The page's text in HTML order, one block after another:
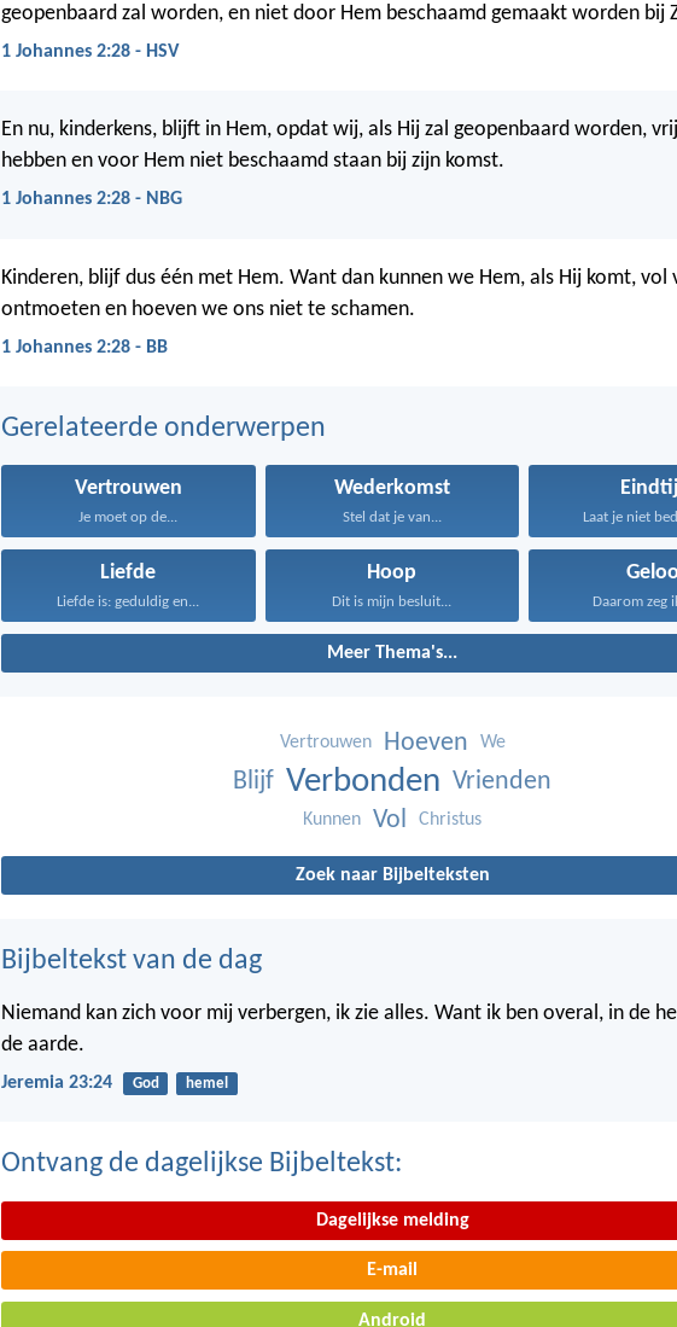
geopenbaard zal worden, en niet door Hem beschaamd gemaakt worden bij
1 Johannes 2:28 - HSV
En nu, kinderkens, blijft in Hem, opdat wij, als Hij zal geopenbaard worden,
hebben en voor Hem niet beschaamd staan bij zijn komst.
1 Johannes 2:28 - NBG
Kinderen, blijf dus één met Hem. Want dan kunnen we Hem, als Hij komt,
ontmoeten en hoeven we ons niet te schamen.
1 Johannes 2:28 - BB
Gerelateerde onderwerpen
Vertrouwen
Je moet op de...
Wederkomst
Stel dat je van... Laat je niet
Liefde
Liefde is: geduldig en...
Hoop
Dit is mijn besluit... Daarom zeg
Meer Thema's...
Vertrouwen Hoeven We
Blijf Verbonden Vrienden
Kunnen Vol Christus
Zoek naar Bijbelteksten
Bijbeltekst van de dag
Niemand kan zich voor mij verbergen, ik zie alles. Want ik ben overal, in de
de aarde.
Jeremia 23:24 God hemel
Ontvang de dagelijkse Bijbeltekst:
Dagelijkse melding
E-mail
Android